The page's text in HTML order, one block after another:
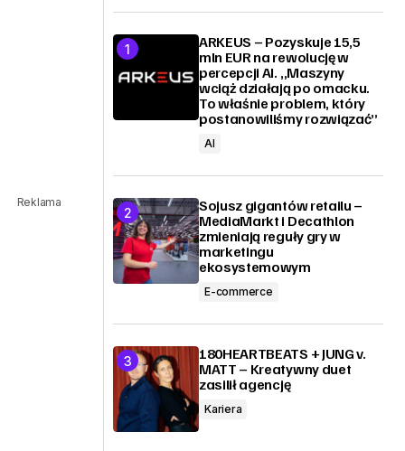
Reklama
ARKEUS – Pozyskuje 15,5
mln EUR na rewolucję w
percepcji AI. „Maszyny
wciąż działają po omacku.
To właśnie problem, który
postanowiliśmy rozwiązać”
AI
Sojusz gigantów retailu –
MediaMarkt i Decathlon
zmieniają reguły gry w
marketingu
ekosystemowym
E-commerce
180HEARTBEATS + JUNG v.
MATT – Kreatywny duet
zasilił agencję
Kariera